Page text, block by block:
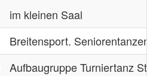
im kleinen Saal
Breitensport. Seniorentanzen II
Aufbaugruppe Turniertanz